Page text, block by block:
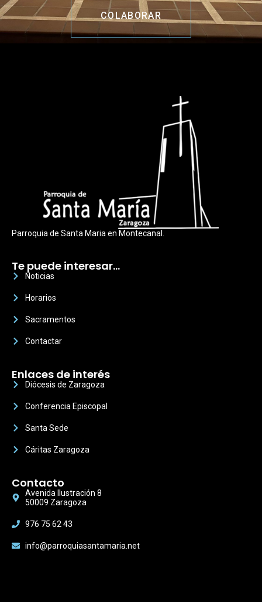
COLABORAR
Parroquia de Santa Maria en Montecanal.
Te puede interesar…
Noticias
Horarios
Sacramentos
Contactar
Enlaces de interés
Diócesis de Zaragoza
Conferencia Episcopal
Santa Sede
Cáritas Zaragoza
Contacto
Avenida Ilustración 8
50009 Zaragoza
976 75 62 43
info@parroquiasantamaria.net